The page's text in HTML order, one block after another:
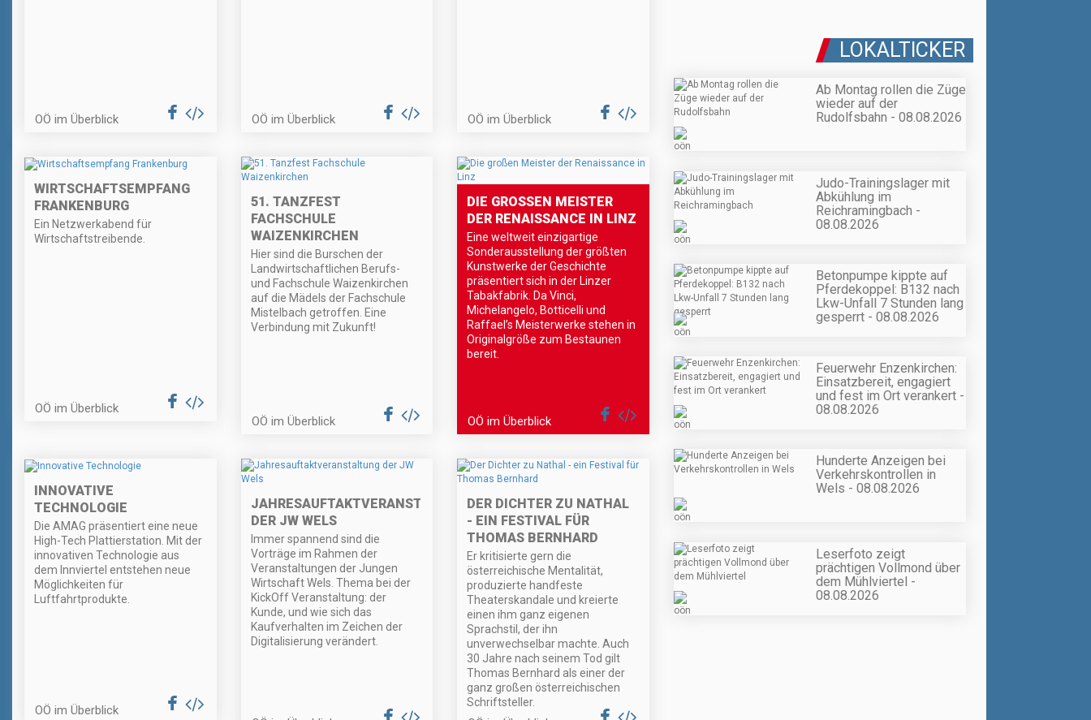
OÖ im Überblick OÖ im Überblick OÖ im Überblick
WIRTSCHAFTSEMPFANG
FRANKENBURG
Ein Netzwerkabend für
Wirtschaftstreibende.
OÖ im Überblick
51. TANZFEST
FACHSCHULE
WAIZENKIRCHEN
Hier sind die Burschen der
Landwirtschaftlichen Berufs-
und Fachschule Waizenkirchen
auf die Mädels der Fachschule
Mistelbach getroffen. Eine
Verbindung mit Zukunft!
OÖ im Überblick
DIE GROSSEN MEISTER D
ER RENAISSANCE IN LINZ
Eine weltweit einzigartige
Sonderausstellung der größten
Kunstwerke der Geschichte
präsentiert sich in der Linzer
Tabakfabrik. Da Vinci,
Michelangelo, Botticelli und
Raffael’s Meisterwerke stehen in
Originalgröße zum Bestaunen
bereit.
OÖ im Überblick
INNOVATIVE
TECHNOLOGIE
Die AMAG präsentiert eine neue
High-Tech Plattierstation. Mit der
innovativen Technologie aus
dem Innviertel entstehen neue
Möglichkeiten für
Luftfahrtprodukte.
OÖ im Überblick
JAHRESAUFTAKTVERANSTALTUNG
DER JW WELS
Immer spannend sind die
Vorträge im Rahmen der
Veranstaltungen der Jungen
Wirtschaft Wels. Thema bei der
KickOff Veranstaltung: der
Kunde, und wie sich das
Kaufverhalten im Zeichen der
Digitalisierung verändert.
DER DICHTER ZU NATHAL
- EIN FESTIVAL FÜR
THOMAS BERNHARD
Er kritisierte gern die
österreichische Mentalität,
produzierte handfeste
Theaterskandale und kreierte
einen ihm ganz eigenen
Sprachstil, der ihn
unverwechselbar machte. Auch
30 Jahre nach seinem Tod gilt
Thomas Bernhard als einer der
ganz großen österreichischen
Schriftsteller.
LOKALTICKER
Ab Montag rollen die Züge
wieder auf der
Rudolfsbahn - 08.08.2026
Judo-Trainingslager mit
Abkühlung im
Reichramingbach -
08.08.2026
Betonpumpe kippte auf
Pferdekoppel: B132 nach
Lkw-Unfall 7 Stunden lang
gesperrt - 08.08.2026
Feuerwehr Enzenkirchen:
Einsatzbereit, engagiert
und fest im Ort verankert -
08.08.2026
Hunderte Anzeigen bei
Verkehrskontrollen in
Wels - 08.08.2026
Leserfoto zeigt
prächtigen Vollmond über
dem Mühlviertel -
08.08.2026